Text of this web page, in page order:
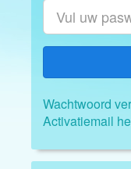
Wachtwoord
Activatiemail